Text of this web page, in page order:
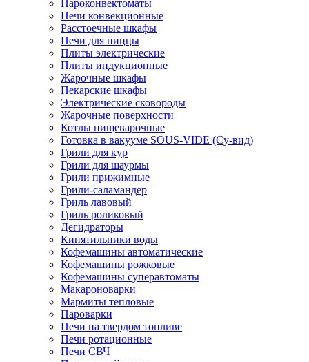
Пароконвектоматы
Печи конвекционные
Расстоечные шкафы
Печи для пиццы
Плиты электрические
Плиты индукционные
Жарочные шкафы
Пекарские шкафы
Электрические сковороды
Жарочные поверхности
Котлы пищеварочные
Готовка в вакууме SOUS-VIDE (Су-вид)
Грили для кур
Грили для шаурмы
Грили прижимные
Грили-саламандер
Гриль лавовый
Гриль роликовый
Дегидраторы
Кипятильники воды
Кофемашины автоматические
Кофемашины рожковые
Кофемашины суперавтоматы
Макароноварки
Мармиты тепловые
Пароварки
Печи на твердом топливе
Печи ротационные
Печи СВЧ